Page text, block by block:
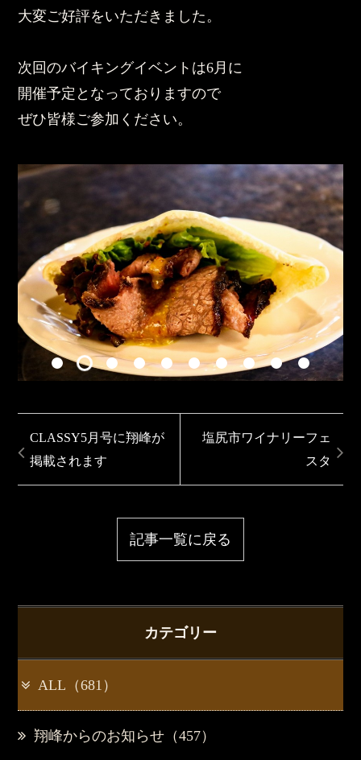
大変ご好評をいただきました。
次回のバイキングイベントは6月に
開催予定となっておりますので
ぜひ皆様ご参加ください。
2 10
CLASSY5月号に翔峰が
掲載されます
塩尻市ワイナリーフェ
スタ
記事一覧に戻る
カテゴリー
ALL（681）
翔峰からのお知らせ（457）